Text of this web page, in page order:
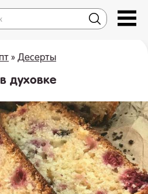
» Десерты
духовке